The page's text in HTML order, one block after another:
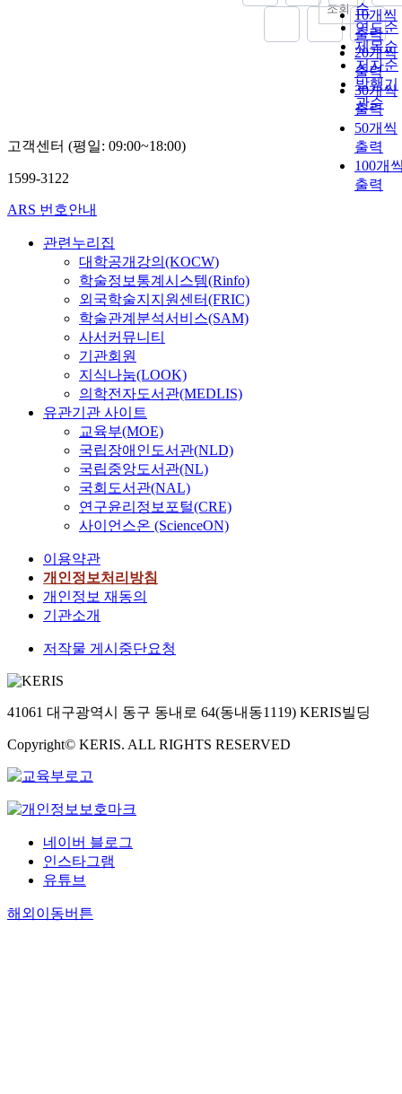
순
연도순
제목순
저자순
발행기
관순
10개씩
출력
20개씩
출력
30개씩
출력
50개씩
출력
100개
출력
조회
고객센터 (평일: 09:00~18:00)
1599-3122
ARS 번호안내
관련누리집
대학공개강의(KOCW)
학술정보통계시스템(Rinfo)
외국학술지지원센터(FRIC)
학술관계분석서비스(SAM)
사서커뮤니티
기관회원
지식나눔(LOOK)
의학전자도서관(MEDLIS)
유관기관 사이트
교육부(MOE)
국립장애인도서관(NLD)
국립중앙도서관(NL)
국회도서관(NAL)
연구윤리정보포털(CRE)
사이언스온 (ScienceON)
이용약관
개인정보처리방침
개인정보 재동의
기관소개
저작물 게시중단요청
41061 대구광역시 동구 동내로 64(동내동1119) KERIS빌딩
Copyright© KERIS. ALL RIGHTS RESERVED
네이버 블로그
인스타그램
유튜브
해외이동버튼